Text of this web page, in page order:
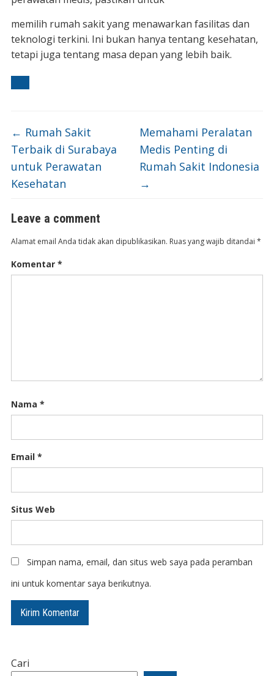
Cari
memilih rumah sakit yang menawarkan fasilitas dan
teknologi terkini. Ini bukan hanya tentang kesehatan,
tetapi juga tentang masa depan yang lebih baik.
← Rumah Sakit
Terbaik di Surabaya
untuk Perawatan
Kesehatan
Memahami Peralatan
Medis Penting di
Rumah Sakit Indonesia
→
Leave a comment
Alamat email Anda tidak akan dipublikasikan. Ruas yang wajib ditandai *
Komentar *
Nama *
Email *
Situs Web
Simpan nama, email, dan situs web saya pada peramban
ini untuk komentar saya berikutnya.